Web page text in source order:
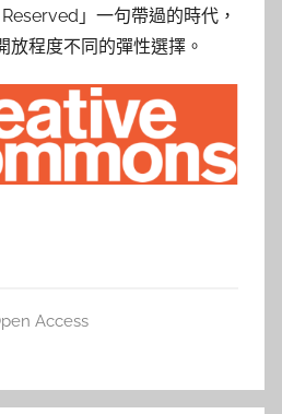
」一句帶過的時代，
放程度不同的彈性選擇。
Access